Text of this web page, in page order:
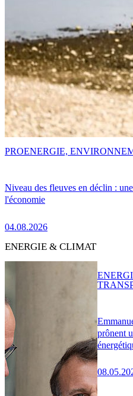
Niveau des fleuves en déclin :
l'économie
04.08.2026
PROENERGIE,
ENERGIE & CLIMAT
prônent